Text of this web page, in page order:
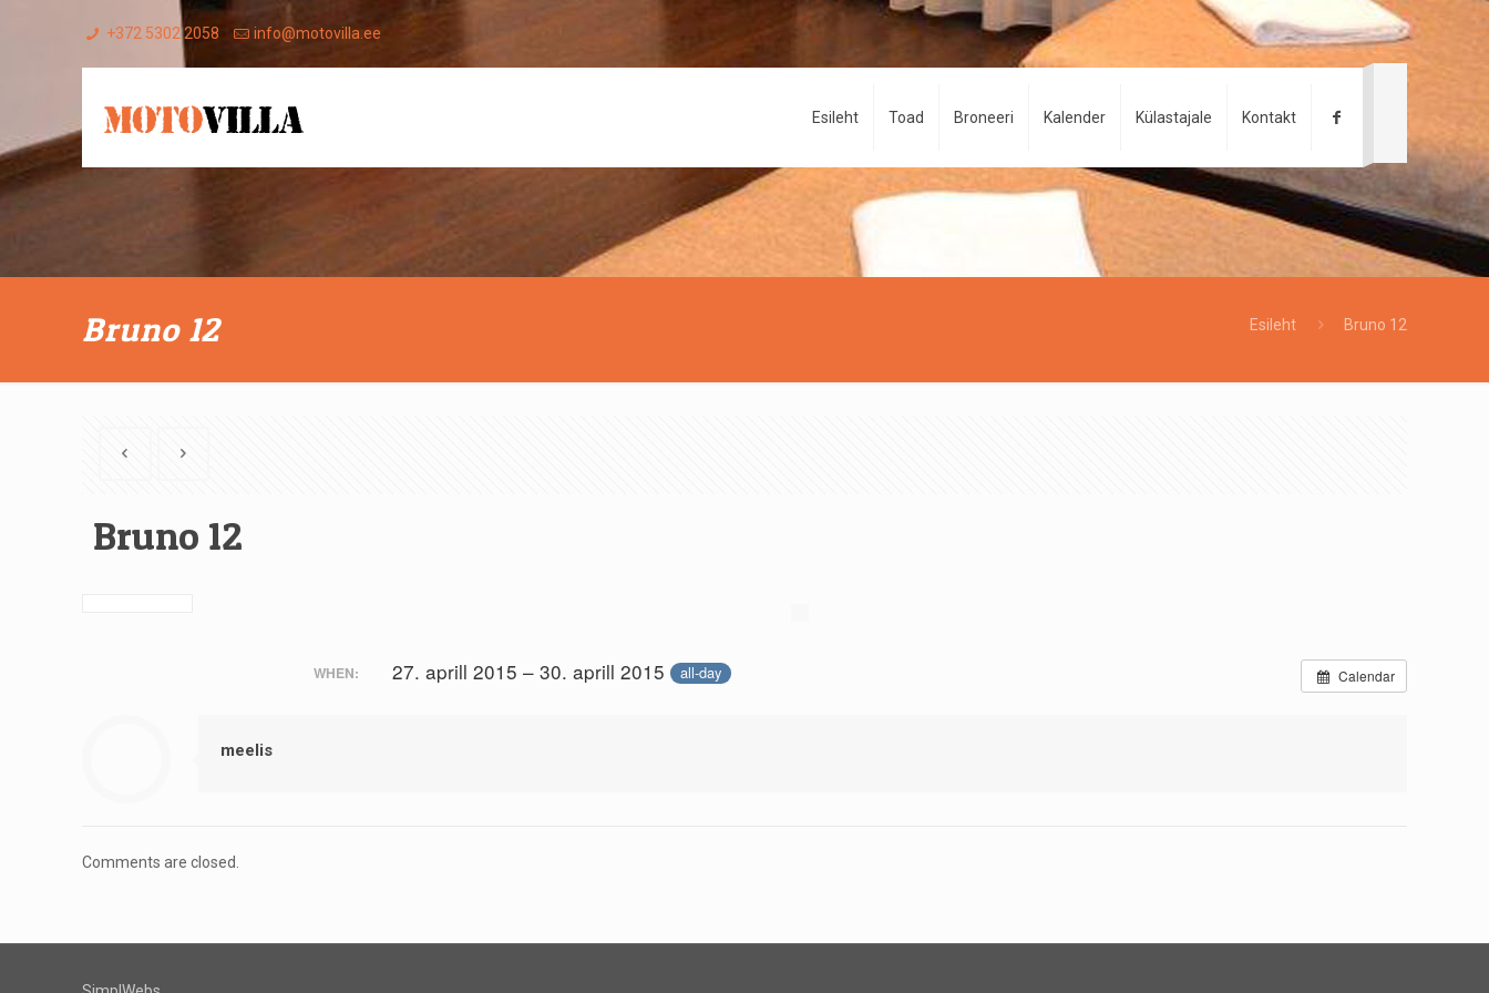
+372 5302 2058 info@motovilla.ee
Esileht Toad Broneeri Kalender Külastajale Kontakt
Bruno 12 Esileht Bruno 12
Bruno 12
Calendar
WHEN: 27. aprill 2015 – 30. aprill 2015 all-day
meelis
Comments are closed.